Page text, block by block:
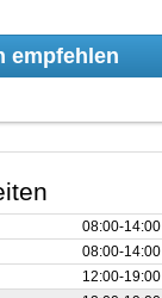
empfehlen
08:00‑14:00
08:00‑14:00
12:00‑19:00